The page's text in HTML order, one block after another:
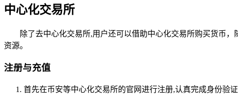
中心化交易所
除了去中心化交易所,用户还可以借助中心化交易所购买货币
资源。
注册与充值
首先在币安等中心化交易所的官网进行注册,认真完成身份验